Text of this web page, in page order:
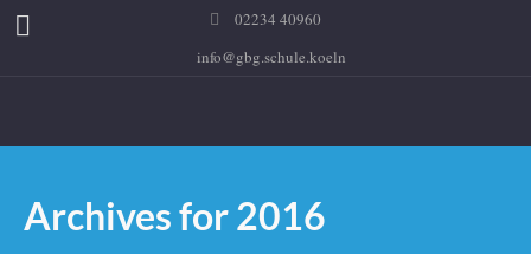
02234 40960
info@gbg.schule.koeln
Archives for 2016